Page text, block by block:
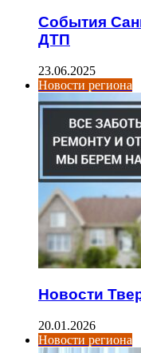
События
ДТП
23.06.2025
Новости региона
Новости
20.01.2026
Новости региона